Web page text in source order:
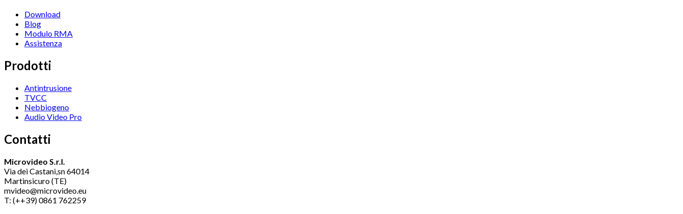
Download
Blog
Modulo RMA
Assistenza
Prodotti
Antintrusione
TVCC
Nebbiogeno
Audio Video Pro
Contatti
Microvideo S.r.l.
Via dei Castani,sn 64014
Martinsicuro (TE)
mvideo@microvideo.eu
T: (++39) 0861 762259